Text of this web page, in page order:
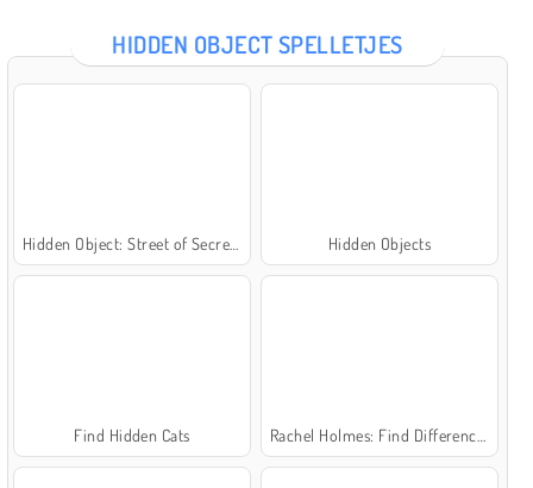
HIDDEN OBJECT SPELLETJES
Hidden Objects
Find Hidden Cats